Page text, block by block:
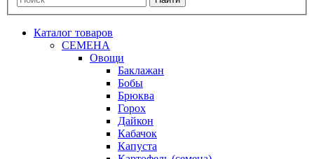
Каталог товаров
СЕМЕНА
Овощи
Баклажан
Бобы
Брюква
Горох
Дайкон
Кабачок
Капуста